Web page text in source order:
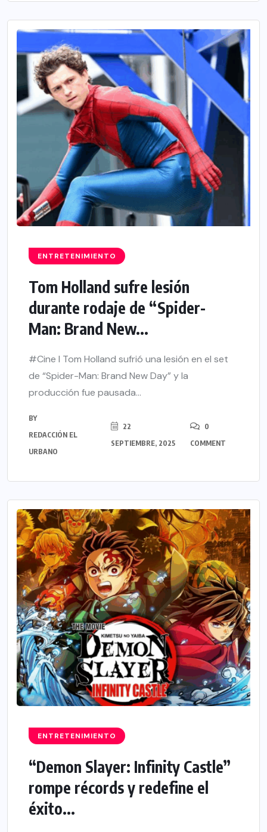
ENTRETENIMIENTO
Tom Holland sufre lesión
durante rodaje de “Spider-
Man: Brand New...
#Cine l Tom Holland sufrió una lesión en el set
de “Spider-Man: Brand New Day” y la
producción fue pausada...
BY
REDACCIÓN EL
URBANO
22
SEPTIEMBRE, 2025
0
COMMENT
ENTRETENIMIENTO
“Demon Slayer: Infinity Castle”
rompe récords y redefine el
éxito...